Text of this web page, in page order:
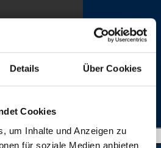
Details Über Cookies
Cookies
um Inhalte und Anzeigen zu
für soziale Medien anbieten